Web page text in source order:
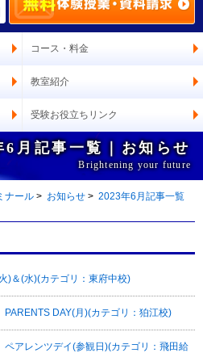
コース・料金
教室紹介
受験お役立ちリンク
6月記事一覧｜お知らせ
Brightening your future
ナール > お知らせ > 2023年6月記事一覧
)＆(水)(カテゴリ：東府中校)
DAY(月)(カテゴリ：狛江校)
アレンツデイ(参観日)(カテゴリ：飛田給